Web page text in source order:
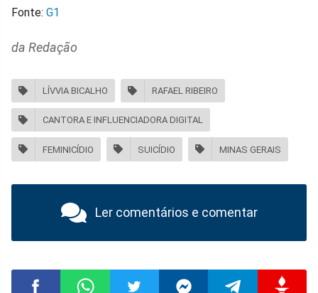
Fonte: G1
da Redação
LÍVVIA BICALHO RAFAEL RIBEIRO
CANTORA E INFLUENCIADORA DIGITAL
FEMINICÍDIO SUICÍDIO MINAS GERAIS
Ler comentários e comentar